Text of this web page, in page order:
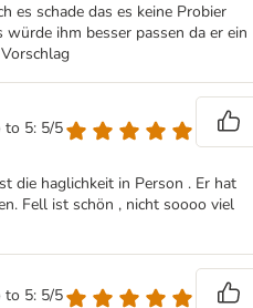
es schade das es keine Probier
ihm besser passen da er ein
to 5: 5/5
die haglichkeit in Person . Er hat
Fell ist schön , nicht soooo viel
to 5: 5/5